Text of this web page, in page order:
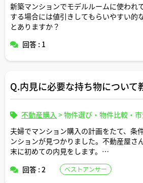
新築マンションでモデルルームに使われ
する場合には値引きしてもらいやすい的
とありますか？
回答 : 1
Q.内見に必要な持ち物について
不動産購入 >物件選び・物件比較・
夫婦でマンション購入の計画をたて、条
ンションが見つかりました。不動産屋さ
末に初めての内見をします。
内見の際に、必要な持ち物があれば教え
回答 : 2 ベストアンサー